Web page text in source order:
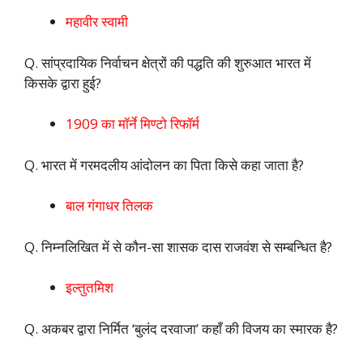
महावीर स्वामी
Q. सांप्रदायिक निर्वाचन क्षेत्रों की पद्धति की शुरुआत भारत में
किसके द्वारा हुई?
1909 का मॉर्ने मिण्टो रिफॉर्म
Q. भारत में गरमदलीय आंदोलन का पिता किसे कहा जाता है?
बाल गंगाधर तिलक
Q. निम्नलिखित में से कौन-सा शासक दास राजवंश से सम्बन्धित है?
इल्तुतमिश
Q. अकबर द्वारा निर्मित ‘बुलंद दरवाजा’ कहाँ की विजय का स्मारक है?